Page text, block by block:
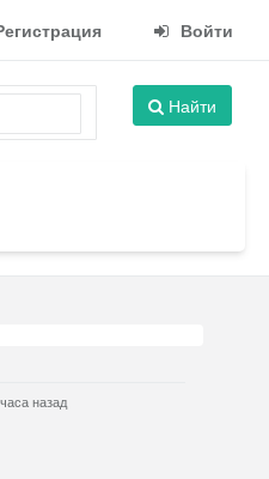
Войти
Найти
назад